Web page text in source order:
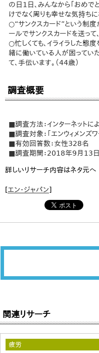
の日1日、みんなから「おめで
けでなく周りも幸せな気持ちに
○“サンクスカード”という制度
ールでサンクスカードを送って
○忙しくても、イライラした態
緒に働いている人が困ってい
て、手伝います。（44歳）
調査概要
■調査方法：インターネットに
■調査対象：「エンウィメンズ
■有効回答数：女性328名
■調査期間：2018年9月13
詳しいリサーチ内容はネタ元へ
[エン・ジャパン]
関連リサーチ
疲労